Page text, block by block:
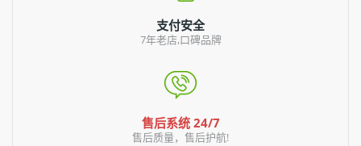
支付安全
7年老店,口碑品牌
售后系统 24/7
售后质量，售后护航!